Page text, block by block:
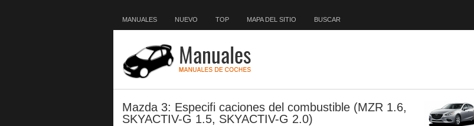
MANUALES NUEVO TOP MAPA DEL SITIO BUSCAR
Mazda 3: Especifi caciones del combustible (MZR 1.6,
SKYACTIV-G 1.5, SKYACTIV-G 2.0)